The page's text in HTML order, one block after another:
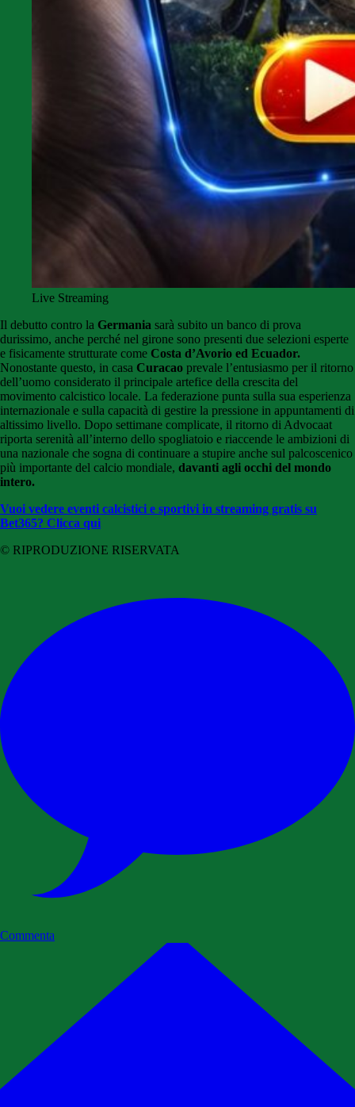
Live Streaming
Il debutto contro la Germania sarà subito un banco di prova
durissimo, anche perché nel girone sono presenti due selezioni esperte
e fisicamente strutturate come Costa d’Avorio ed Ecuador.
Nonostante questo, in casa Curacao prevale l’entusiasmo per il ritorno
dell’uomo considerato il principale artefice della crescita del
movimento calcistico locale. La federazione punta sulla sua esperienza
internazionale e sulla capacità di gestire la pressione in appuntamenti di
altissimo livello. Dopo settimane complicate, il ritorno di Advocaat
riporta serenità all’interno dello spogliatoio e riaccende le ambizioni di
una nazionale che sogna di continuare a stupire anche sul palcoscenico
più importante del calcio mondiale, davanti agli occhi del mondo
intero.
Vuoi vedere eventi calcistici e sportivi in streaming gratis su
Bet365? Clicca qui
© RIPRODUZIONE RISERVATA
Commenta